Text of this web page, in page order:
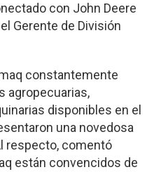
con John Deere
Gerente de División
constantemente
agropecuarias,
disponibles en el
una novedosa
respecto, comentó
están convencidos de